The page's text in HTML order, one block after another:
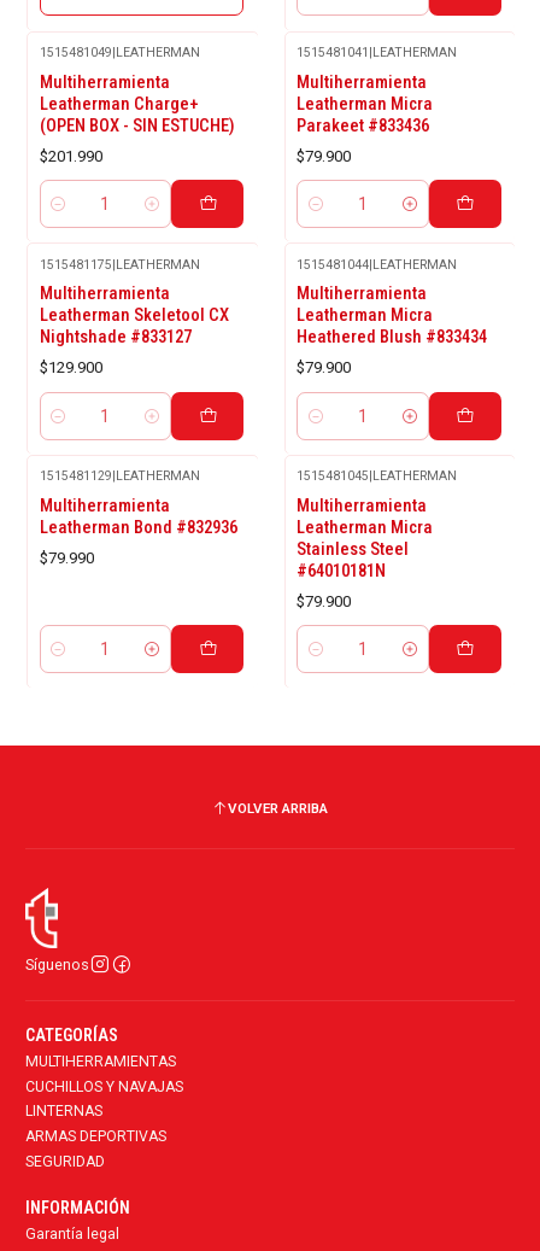
Cantidad
1515481049|LEATHERMAN
Multiherramienta
Leatherman Charge+
(OPEN BOX - SIN ESTUCHE)
$201.990
Cantidad
1515481041 |LEATHERMAN
Multiherramienta
Leatherman Micra
Parakeet #833436
$79.900
Cantidad
1515481175|LEATHERMAN
Multiherramienta
Leatherman Skeletool CX
Nightshade #833127
$129.900
Cantidad
1515481044|LEATHERMAN
Multiherramienta
Leatherman Micra
Heathered Blush #833434
$79.900
Cantidad
1515481129 LEATHERMAN
Multiherramienta
Leatherman Bond #832936
$79.990
Cantidad
1515481045 LEATHERMAN
Multiherramienta
Leatherman Micra
Stainless Steel
#64010181N
$79.900
Cantidad
VOLVER ARRIBA
Síguenos
CATEGORÍAS
MULTIHERRAMIENTAS
CUCHILLOS Y NAVAJAS
LINTERNAS
ARMAS DEPORTIVAS
SEGURIDAD
INFORMACIÓN
Garantía legal